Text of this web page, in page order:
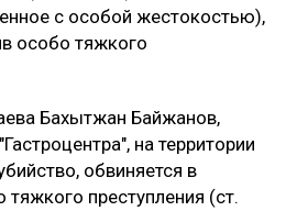
с особой жестокостью),
особо тяжкого
Бахытжан Байжанов,
на территории
обвиняется в
тяжкого преступления (ст.